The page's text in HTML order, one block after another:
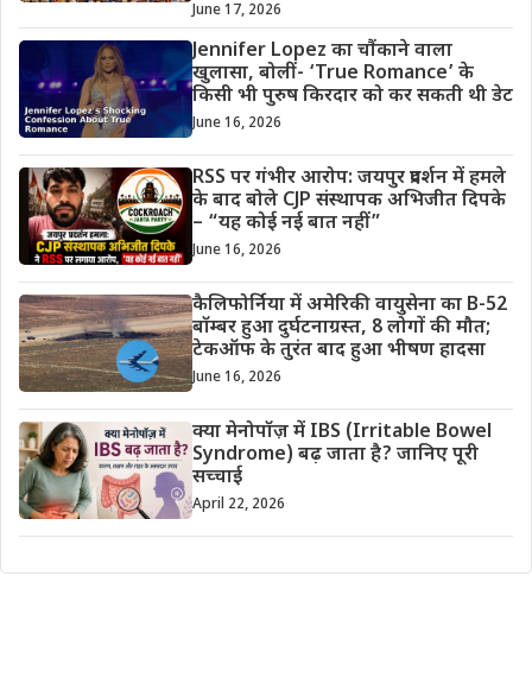
June 17, 2026
Jennifer Lopez का चौंकाने वाला
खुलासा, बोलीं- ‘True Romance’ के
किसी भी पुरुष किरदार को कर सकती थी डेट
June 16, 2026
RSS पर गंभीर आरोप: जयपुर प्रदर्शन में हमले
के बाद बोले CJP संस्थापक अभिजीत दिपके
– “यह कोई नई बात नहीं”
June 16, 2026
कैलिफोर्निया में अमेरिकी वायुसेना का B-52
बॉम्बर हुआ दुर्घटनाग्रस्त, 8 लोगों की मौत;
टेकऑफ के तुरंत बाद हुआ भीषण हादसा
June 16, 2026
क्या मेनोपॉज़ में IBS (Irritable Bowel
Syndrome) बढ़ जाता है? जानिए पूरी
सच्चाई
April 22, 2026